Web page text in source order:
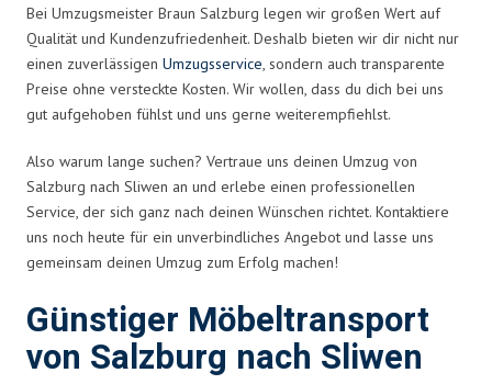
Bei Umzugsmeister Braun Salzburg legen wir großen Wert auf
Qualität und Kundenzufriedenheit. Deshalb bieten wir dir nicht nur
einen zuverlässigen Umzugsservice, sondern auch transparente
Preise ohne versteckte Kosten. Wir wollen, dass du dich bei uns
gut aufgehoben fühlst und uns gerne weiterempfiehlst.
Also warum lange suchen? Vertraue uns deinen Umzug von
Salzburg nach Sliwen an und erlebe einen professionellen
Service, der sich ganz nach deinen Wünschen richtet. Kontaktiere
uns noch heute für ein unverbindliches Angebot und lasse uns
gemeinsam deinen Umzug zum Erfolg machen!
Günstiger Möbeltransport
von Salzburg nach Sliwen